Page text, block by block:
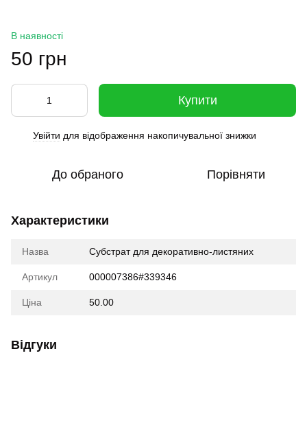
В наявності
50 грн
Купити
Увійти для відображення накопичувальної знижки
До обраного Порівняти
Характеристики
Назва Субстрат для декоративно-листяних
Артикул 000007386#339346
Ціна 50.00
Відгуки